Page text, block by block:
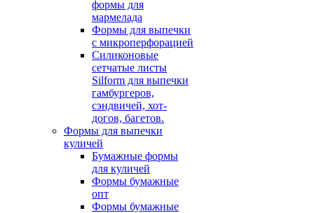
формы для
мармелада
Формы для выпечки
с микроперфорацией
Силиконовые
сетчатые листы
Silform для выпечки
гамбургеров,
сэндвичей, хот-
догов, багетов.
Формы для выпечки
куличей
Бумажные формы
для куличей
Формы бумажные
опт
Формы бумажные